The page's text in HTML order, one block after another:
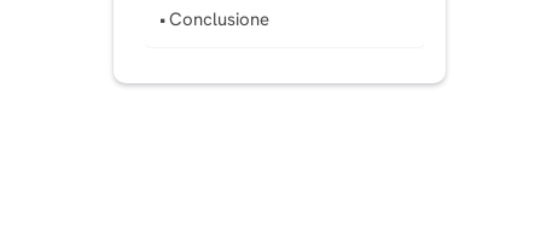
Conclusione